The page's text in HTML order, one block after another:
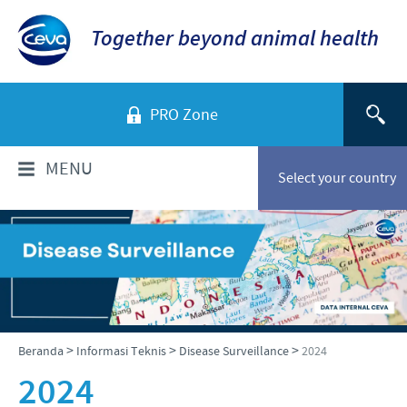
Together beyond animal health
PRO Zone
Select your country
MENU
TENTANG KAMI
Sekilas Perusahaan
Ceva Indonesia
Sejarah kami
Visi kami
PRODUK
Daftar Produk
INFORMASI TEKNIS
Informasi Penyakit
Beranda> Informasi Teknis> Disease Surveillance>2024
2024